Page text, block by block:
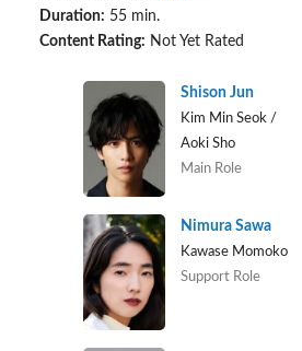
Duration: 55 min.
Content Rating: Not Yet Rated
Shison Jun
Kim Min Seok /
Aoki Sho
Main Role
Nimura Sawa
Kawase Momoko
Support Role